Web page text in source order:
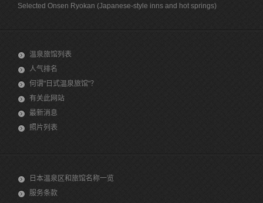
Selected Onsen Ryokan (Japanese-style inns and hot springs)
温泉旅馆列表
人气排名
何谓"日式温泉旅馆"？
有关此网站
最新消息
照片列表
日本温泉区和旅馆名称一览
服务条款